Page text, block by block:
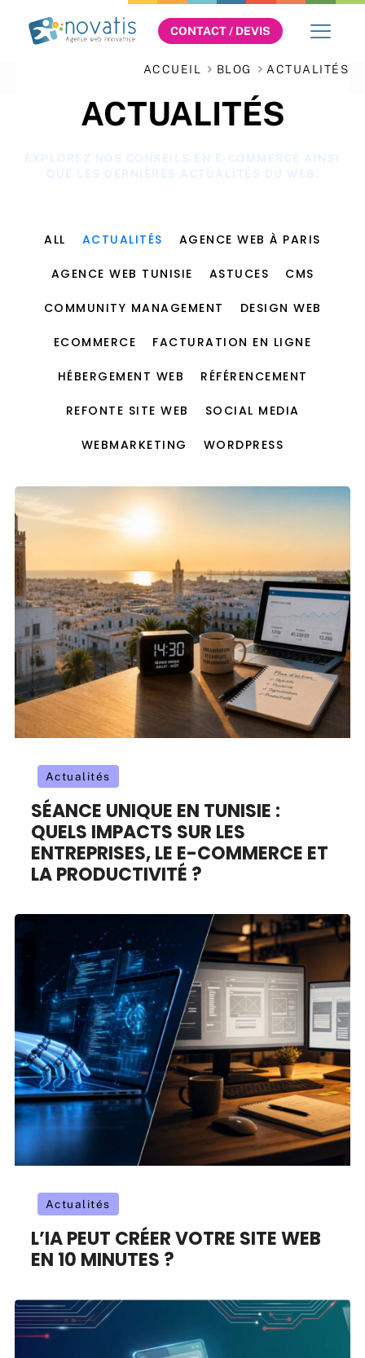
CONTACT / DEVIS
ACCUEIL BLOG ACTUALITÉS
ACTUALITÉS
EXPLOREZ NOS CONSEILS EN E-COMMERCE AINSI
QUE LES DERNIÈRES ACTUALITÉS DU WEB.
ALL ACTUALITÉS AGENCE WEB À PARIS
AGENCE WEB TUNISIE ASTUCES CMS
COMMUNITY MANAGEMENT DESIGN WEB
ECOMMERCE FACTURATION EN LIGNE
HÉBERGEMENT WEB RÉFÉRENCEMENT
REFONTE SITE WEB SOCIAL MEDIA
WEBMARKETING WORDPRESS
Actualités
SÉANCE UNIQUE EN TUNISIE :
QUELS IMPACTS SUR LES
ENTREPRISES, LE E-COMMERCE ET
LA PRODUCTIVITÉ ?
Actualités
L’IA PEUT CRÉER VOTRE SITE WEB
EN 10 MINUTES ?